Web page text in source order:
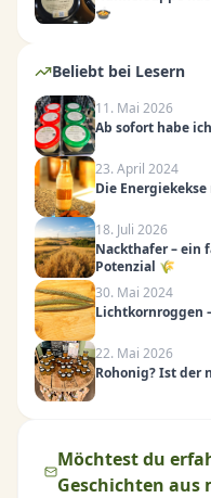
🍲
Beliebt bei Lesern
11. Mai 2026
Ab sofort habe
23. April 2024
Die
18. Juli 2026
Nackthafer – ein
Potenzial 🌾
30. Mai 2024
Lichtkornroggen
22. Mai 2026
Rohonig? Ist der
Möchtest du
Geschichten aus